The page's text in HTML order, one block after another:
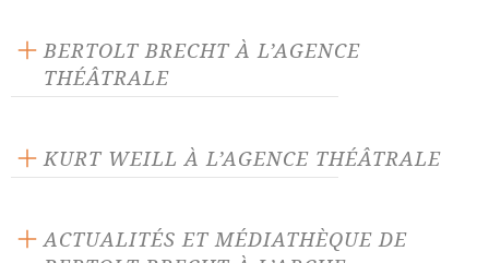
BERTOLT BRECHT À L’AGENCE
THÉÂTRALE
Celui qui dit oui, Celui qui
Combien coûte le fer ?
KURT WEILL À L’AGENCE THÉÂTRALE
des petits bourgeois
ACTUALITÉS ET MÉDIATHÈQUE DE